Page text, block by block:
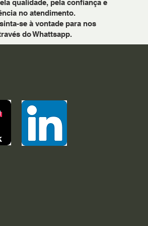
qualidade, pela confiança e
no atendimento.
se à vontade para nos
do Whattsapp.